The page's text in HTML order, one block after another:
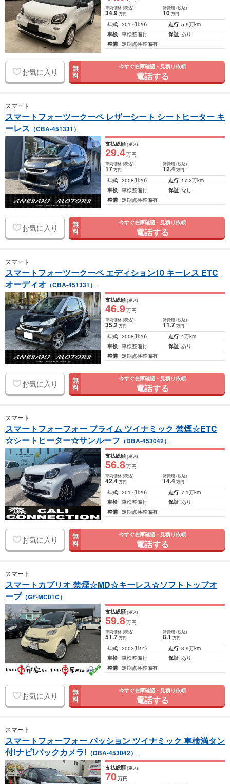
車両価格(税込)
34.9万円
諸費用 (税込)
10 万円
年式 2017(H29) 走行 5.9万km
車検 車検整備付 保証 あり
整備 定期点検整備有
お気に入り 無
料
今すぐ在庫確認・見積り依頼
電話する
スマート
スマートフォーツークーペ レザーシート シートヒーター キ
ーレス （CBA-451331）
支払総額(税込)
29.4万円
車両価格(税込)
17万円
諸費用 (税込)
12.4 万円
年式 2008(H20) 走行 17.2万km
車検 車検整備付 保証 なし
整備 定期点検整備有
お気に入り 無
料
今すぐ在庫確認・見積り依頼
電話する
スマート
スマートフォーツークーペ エディション10 キーレス ETC
オーディオ （CBA-451331）
支払総額(税込)
46.9万円
車両価格(税込)
35.2万円
諸費用 (税込)
11.7 万円
年式 2008(H20) 走行 4万km
車検 車検整備付 保証 あり
整備 定期点検整備有
お気に入り 無
料
今すぐ在庫確認・見積り依頼
電話する
スマート
スマートフォーフォー プライム ツイナミック 禁煙☆ETC
☆シートヒーター☆サンルーフ （DBA-453042）
支払総額(税込)
56.8万円
車両価格(税込)
42.4万円
諸費用 (税込)
14.4 万円
年式 2017(H29) 走行 7.1万km
車検 車検整備付 保証 あり
整備 定期点検整備有
お気に入り 無
料
今すぐ在庫確認・見積り依頼
電話する
スマート
スマートカブリオ 禁煙☆MD☆キーレス☆ソフトトップオ
ープ（GF-MC01C）
支払総額(税込)
59.8万円
車両価格(税込)
51.7万円
諸費用 (税込)
8.1 万円
年式 2002(H14) 走行 3.9万km
車検 車検整備付 保証 あり
整備 定期点検整備有
お気に入り 無
料
今すぐ在庫確認・見積り依頼
電話する
スマート
スマートフォーフォー パッション ツイナミック 車検満タン
付!ナビ!バックカメラ! （DBA-453042）
支払総額(税込)
70万円